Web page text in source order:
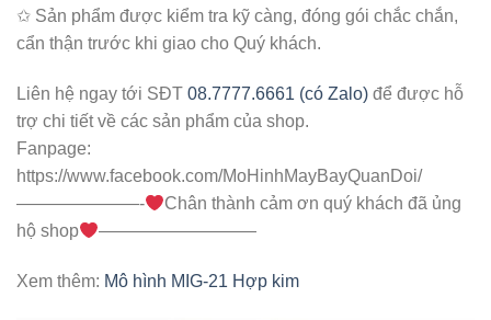
✩ Sản phẩm được kiểm tra kỹ càng, đóng gói chắc chắn,
cẩn thận trước khi giao cho Quý khách.
Liên hệ ngay tới SĐT 08.7777.6661 (có Zalo) để được hỗ
trợ chi tiết về các sản phẩm của shop.
Fanpage:
https://www.facebook.com/MoHinhMayBayQuanDoi/
———————-
Chân thành cảm ơn quý khách đã ủng
hộ shop
—————————
Xem thêm: Mô hình MIG-21 Hợp kim